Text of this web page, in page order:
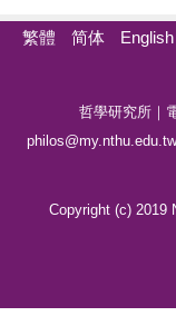
繁體 简体 English
哲學研究所｜
Copyright (c) 2019